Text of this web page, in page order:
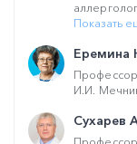
Показать
Еремина
И.И.
Сухарев